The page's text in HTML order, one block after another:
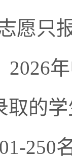
愿只
2026
取的
250